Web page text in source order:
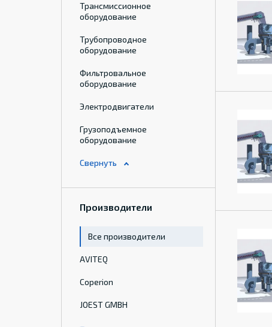
Трансмиссионное
оборудование
Трубопроводное
оборудование
Фильтровальное
оборудование
Электродвигатели
Грузоподъемное
оборудование
Производители
Все производители
AVITEQ
Coperion
JOEST GMBH